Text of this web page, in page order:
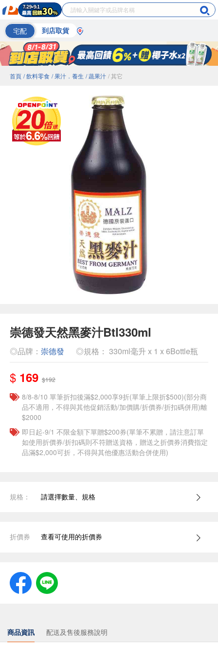
宅配 到店取貨
首頁 / 飲料零食 / 果汁．養生 / 蔬果汁 / 其它
崇德發天然黑麥汁Btl330ml
◎品牌： 崇德發 ◎規格： 330ml毫升 x 1 x 6Bottle瓶
$ 169 $192
8/8-8/10 單筆折扣後滿$2,000享9折(單筆上限折$500)(部分商
品不適用，不得與其他促銷活動/加價購/折價券/折扣碼併用)離
$2000
即日起-9/1 不限金額下單贈$200券(單筆不累贈，請注意訂單
如使用折價券/折扣碼則不符贈送資格，贈送之折價券消費指定
品滿$2,000可折，不得與其他優惠活動合併使用)
規格： 請選擇數量、規格
折價券 查看可使用的折價券
商品資訊 配送及售後服務說明